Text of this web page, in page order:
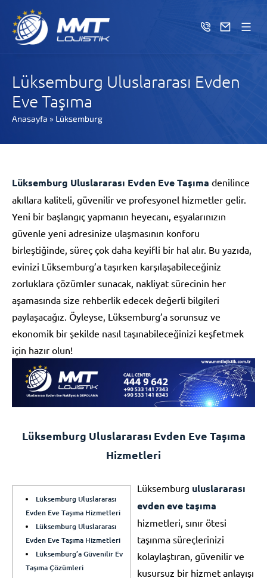
Lüksemburg Uluslararası Evden
Eve Taşıma
Anasayfa » Lüksemburg
Lüksemburg Uluslararası Evden Eve Taşıma denilince
akıllara kaliteli, güvenilir ve profesyonel hizmetler gelir.
Yeni bir başlangıç yapmanın heyecanı, eşyalarınızın
güvenle yeni adresinize ulaşmasının konforu
birleştiğinde, süreç çok daha keyifli bir hal alır. Bu yazıda,
evinizi Lüksemburg’a taşırken karşılaşabileceğiniz
zorluklara çözümler sunacak, nakliyat sürecinin her
aşamasında size rehberlik edecek değerli bilgileri
paylaşacağız. Öyleyse, Lüksemburg’a sorunsuz ve
ekonomik bir şekilde nasıl taşınabileceğinizi keşfetmek
için hazır olun!
Lüksemburg Uluslararası Evden Eve Taşıma
Hizmetleri
Lüksemburg Uluslararası
Evden Eve Taşıma Hizmetleri
Lüksemburg Uluslararası
Evden Eve Taşıma Hizmetleri
Lüksemburg’a Güvenilir Ev
Taşıma Çözümleri
Lüksemburg uluslararası
evden eve taşıma
hizmetleri, sınır ötesi
taşınma süreçlerinizi
kolaylaştıran, güvenilir ve
kusursuz bir hizmet anlayışı